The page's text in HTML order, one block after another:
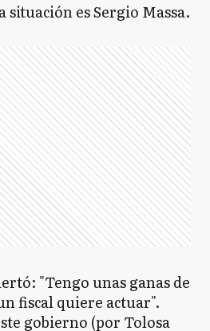
situación es Sergio Massa.
"Tengo unas ganas de
fiscal quiere actuar".
gobierno (por Tolosa